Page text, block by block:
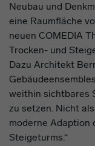
Neubau und
eine Raumfläche
neuen COMEDIA
Trocken- und
Dazu Architekt
weithin sichtbares
zu setzen. Nicht
moderne Adaption
Steigeturms.“